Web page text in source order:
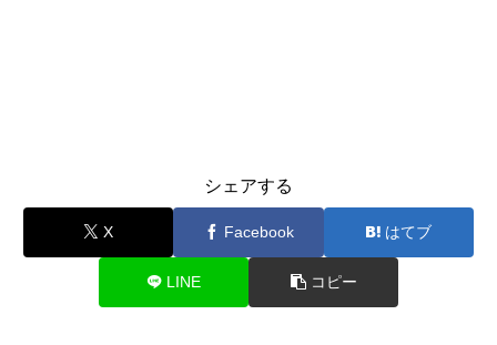
シェアする
X Facebook はてブ
LINE コピー